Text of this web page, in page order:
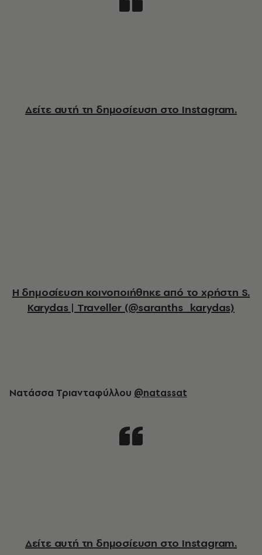
Δείτε αυτή τη δημοσίευση στο Instagram.
Η δημοσίευση κοινοποιήθηκε από το χρήστη S.
Karydas | Traveller (@saranths_karydas)
Νατάσσα Τριανταφύλλου @natassat
Δείτε αυτή τη δημοσίευση στο Instagram.